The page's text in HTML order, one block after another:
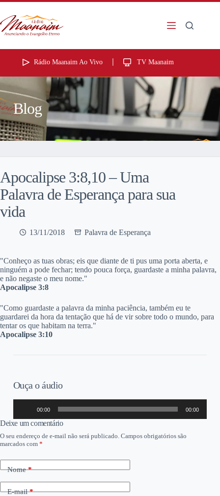
Rádio Maanaim Ao Vivo TV Maanaim
Blog
Apocalipse 3:8,10 – Uma
Palavra de Esperança para sua
vida
13/11/2018 Palavra de Esperança
"Conheço as tuas obras; eis que diante de ti pus uma porta aberta, e
ninguém a pode fechar; tendo pouca força, guardaste a minha palavra,
e não negaste o meu nome."
Apocalipse 3:8
"Como guardaste a palavra da minha paciência, também eu te
guardarei da hora da tentação que há de vir sobre todo o mundo, para
tentar os que habitam na terra."
Apocalipse 3:10​
Ouça o áudio
áudio
00:00 00:00
Deixe um comentário
O seu endereço de e-mail não será publicado. Campos obrigatórios são
marcados com *
Nome*
E-mail*